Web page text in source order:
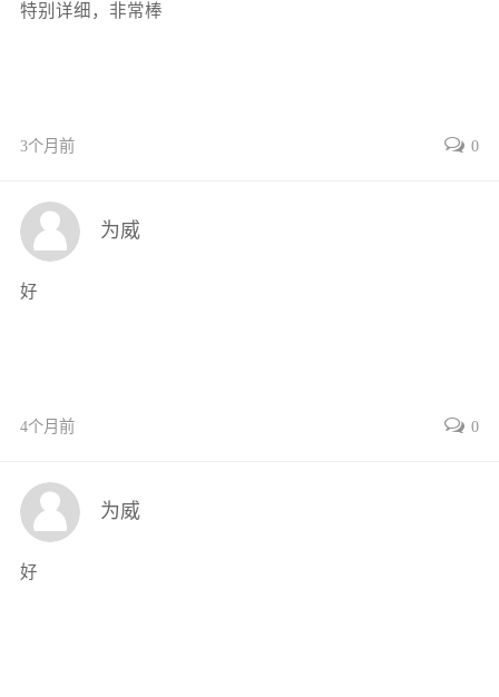
单元6园林树木的整形与修剪
项目4绿篱和庭荫树的整形修剪
项目6特殊灌木或小乔木的修剪
项目考核
项目1草坪的建植
项目1园林树木自然灾害及其防治
项目3古树名木的复壮更新
项目考核
特别详细，非常棒
3个月前 0
为威
好
4个月前 0
为威
好